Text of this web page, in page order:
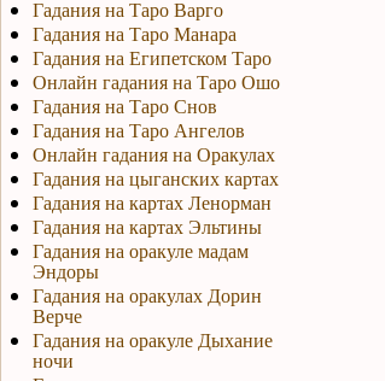
Гадания на Таро Варго
Гадания на Таро Манара
Гадания на Египетском Таро
Онлайн гадания на Таро Ошо
Гадания на Таро Снов
Гадания на Таро Ангелов
Онлайн гадания на Оракулах
Гадания на цыганских картах
Гадания на картах Ленорман
Гадания на картах Эльтины
Гадания на оракуле мадам
Эндоры
Гадания на оракулах Дорин
Верче
Гадания на оракуле Дыхание
ночи